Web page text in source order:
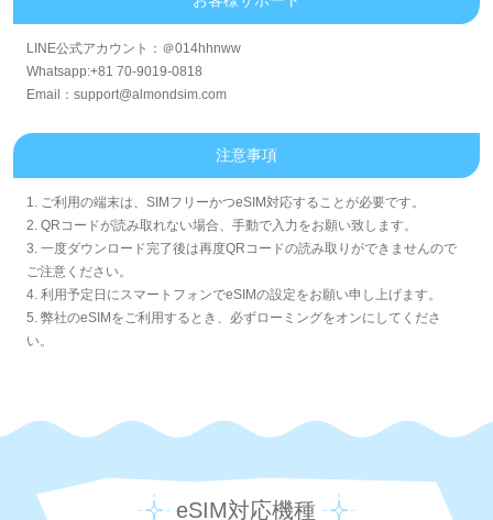
LINE公式アカウント：＠014hhnww
Whatsapp:+81 70-9019-0818
Email：support@almondsim.com
注意事項
1. ご利用の端末は、SIMフリーかつeSIM対応することが必要です。
2. QRコードが読み取れない場合、手動で入力をお願い致します。
3. 一度ダウンロード完了後は再度QRコードの読み取りができませんので
ご注意ください。
4. 利用予定日にスマートフォンでeSIMの設定をお願い申し上げます。
5. 弊社のeSIMをご利用するとき、必ずローミングをオンにしてくださ
い。
eSIM対応機種